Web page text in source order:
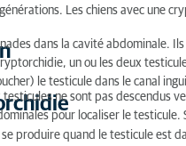
Les chiens avec une
dans la cavité abdominale. Ils
un ou les deux
le testicule dans le canal
ne sont pas descendus
pour localiser le
produire quand le testicule est